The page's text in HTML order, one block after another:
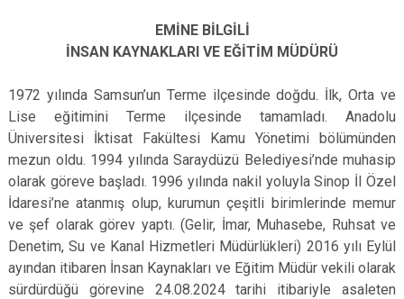
EMİNE BİLGİLİ
İNSAN KAYNAKLARI VE EĞİTİM MÜDÜRÜ
1972 yılında Samsun’un Terme ilçesinde doğdu. İlk, Orta ve
Lise eğitimini Terme ilçesinde tamamladı. Anadolu
Üniversitesi İktisat Fakültesi Kamu Yönetimi bölümünden
mezun oldu. 1994 yılında Saraydüzü Belediyesi’nde muhasip
olarak göreve başladı. 1996 yılında nakil yoluyla Sinop İl Özel
İdaresi’ne atanmış olup, kurumun çeşitli birimlerinde memur
ve şef olarak görev yaptı. (Gelir, İmar, Muhasebe, Ruhsat ve
Denetim, Su ve Kanal Hizmetleri Müdürlükleri) 2016 yılı Eylül
ayından itibaren İnsan Kaynakları ve Eğitim Müdür vekili olarak
sürdürdüğü görevine 24.08.2024 tarihi itibariyle asaleten